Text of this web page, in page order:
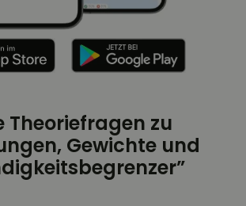
Theoriefragen zu
Gewichte und